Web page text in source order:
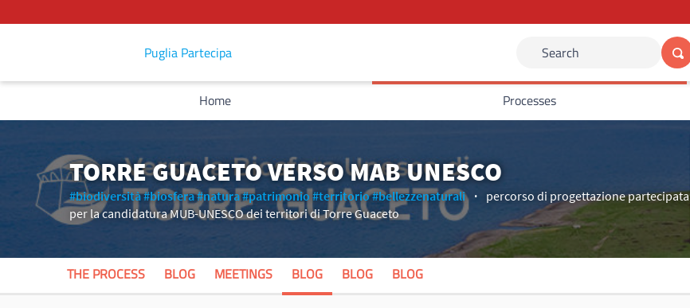
Puglia Partecipa Search
Home Processes
TORRE GUACETO VERSO MAB UNESCO
#biodiversità#biosfera#natura#patrimonio #territorio#bellezzenaturali
percorso di progettazione partecipata
per la candidatura MUB-UNESCO dei territori di Torre Guaceto
THE PROCESS BLOG MEETINGS BLOG BLOG BLOG